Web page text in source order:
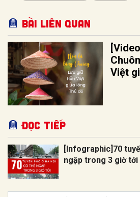
Bài liên quan
Việt
Đọc tiếp
[Infographic]70
ngập trong 3 giờ tới